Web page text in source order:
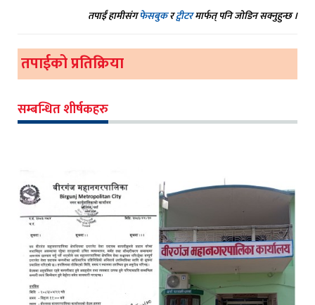
तपाईं हामीसंगफेसबुकरट्वीटरमार्फत् पनि जोडिन सक्नुहुन्छ ।
तपाईको प्रतिक्रिया
सम्बन्धित शीर्षकहरु